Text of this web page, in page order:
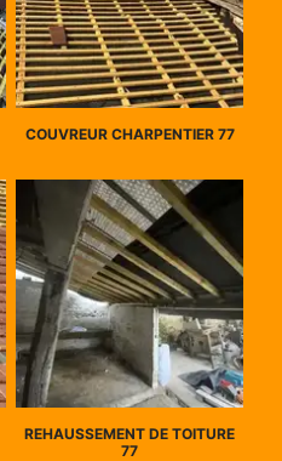
COUVREUR CHARPENTIER 77
REHAUSSEMENT DE TOITURE
77